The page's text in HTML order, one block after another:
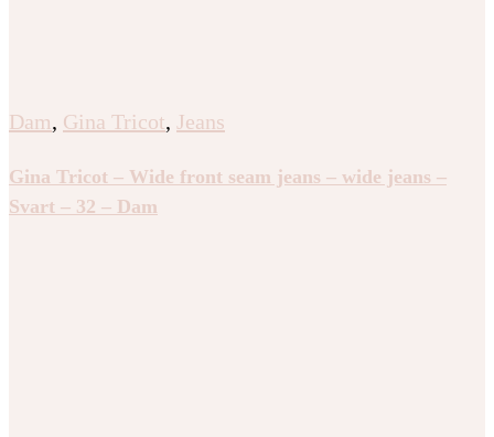
Dam, Gina Tricot, Jeans
Gina Tricot – Wide front seam jeans – wide jeans –
Svart – 32 – Dam